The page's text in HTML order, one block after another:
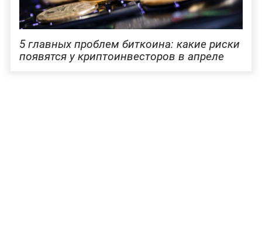
5 главных проблем биткоина: какие риски
появятся у криптоинвесторов в апреле